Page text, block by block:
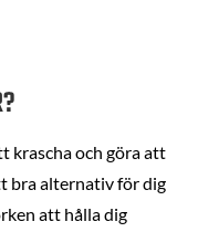
krascha och göra att
bra alternativ för dig
att hålla dig